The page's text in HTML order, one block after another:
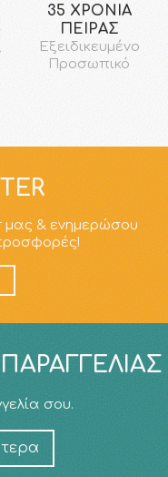
35 ΧΡΟΝΙΑ
ΠΕΙΡΑΣ
Εξειδικευμένο
Προσωπικό
μας & ενημερώσου
σου.